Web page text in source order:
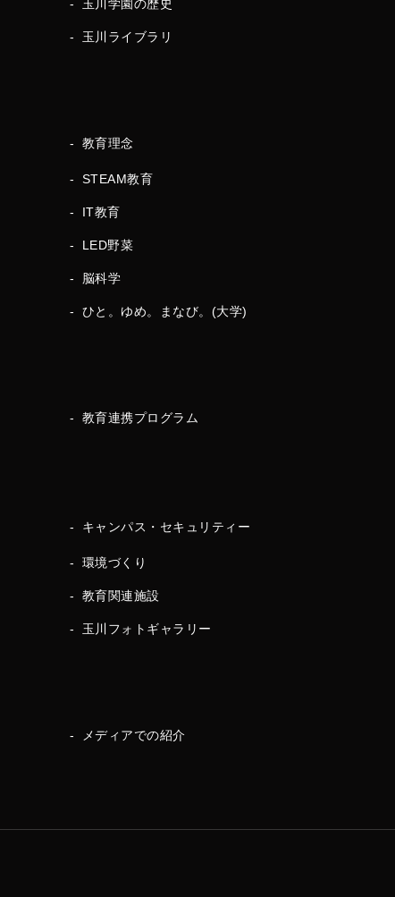
玉川学園の歴史
玉川ライブラリ
教育理念
STEAM教育
IT教育
LED野菜
脳科学
ひと。ゆめ。まなび。(大学)
教育連携プログラム
キャンパス・セキュリティー
環境づくり
教育関連施設
玉川フォトギャラリー
メディアでの紹介